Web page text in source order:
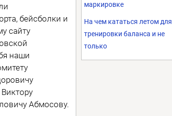
бейсболки и
сайту
наши
Абмосову.
маркировке
На чем кататься летом для
тренировки баланса и не
только